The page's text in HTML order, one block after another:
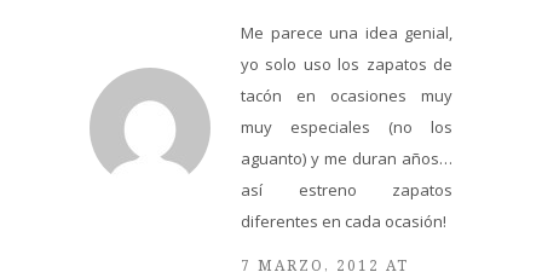
Me parece una idea genial,
yo solo uso los zapatos de
tacón en ocasiones muy
muy especiales (no los
aguanto) y me duran años…
así estreno zapatos
diferentes en cada ocasión!
7 MARZO, 2012 AT